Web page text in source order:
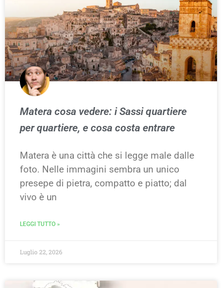
Matera cosa vedere: i Sassi quartiere
per quartiere, e cosa costa entrare
Matera è una città che si legge male dalle
foto. Nelle immagini sembra un unico
presepe di pietra, compatto e piatto; dal
vivo è un
LEGGI TUTTO »
Luglio 22, 2026